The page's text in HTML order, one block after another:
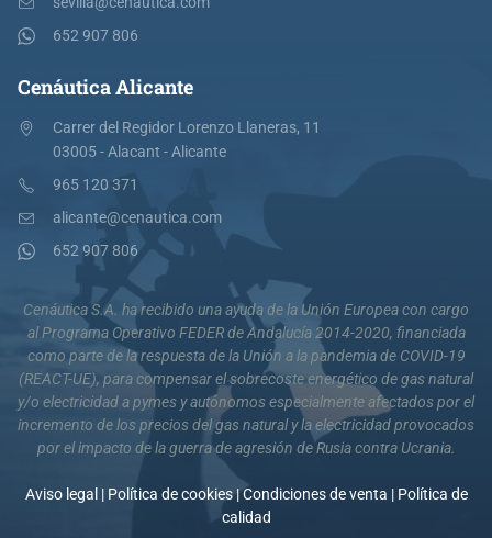
652 907 806
Cenáutica Alicante
Carrer del Regidor Lorenzo Llaneras, 11
03005 - Alacant - Alicante
965 120 371
alicante@cenautica.com
652 907 806
Cenáutica S.A. ha recibido una ayuda de la Unión Europea con cargo
al Programa Operativo FEDER de Andalucía 2014-2020, financiada
como parte de la respuesta de la Unión a la pandemia de COVID-19
(REACT-UE), para compensar el sobrecoste energético de gas natural
y/o electricidad a pymes y autónomos especialmente afectados por el
incremento de los precios del gas natural y la electricidad provocados
por el impacto de la guerra de agresión de Rusia contra Ucrania.
Aviso legal| Política de cookies|Condiciones de venta | Política de
calidad